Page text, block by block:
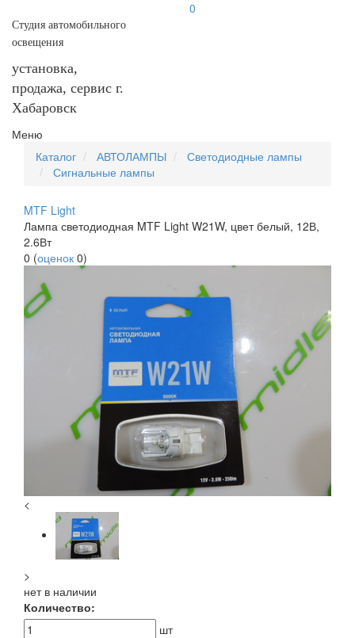
Студия автомобильного
освещения
установка,
продажа, сервис г.
Хабаровск
0
Меню
Каталог
АВТОЛАМПЫ
Светодиодные лампы
Сигнальные лампы
MTF Light
Лампа светодиодная MTF Light W21W, цвет белый, 12В,
2.6Вт
0 (оценок 0)
<
>
нет в наличии
Количество:
шт